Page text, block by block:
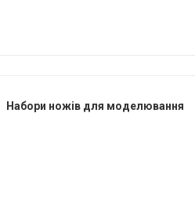
Набори ножів для моделювання